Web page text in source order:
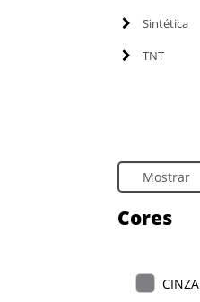
Sintética
TNT
Cores
CINZA